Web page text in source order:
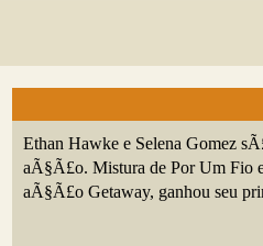
Ethan Hawke e Selena Gomez
aÃ§Ã£o. Mistura de Por Um Fio
aÃ§Ã£o Getaway, ganhou seu